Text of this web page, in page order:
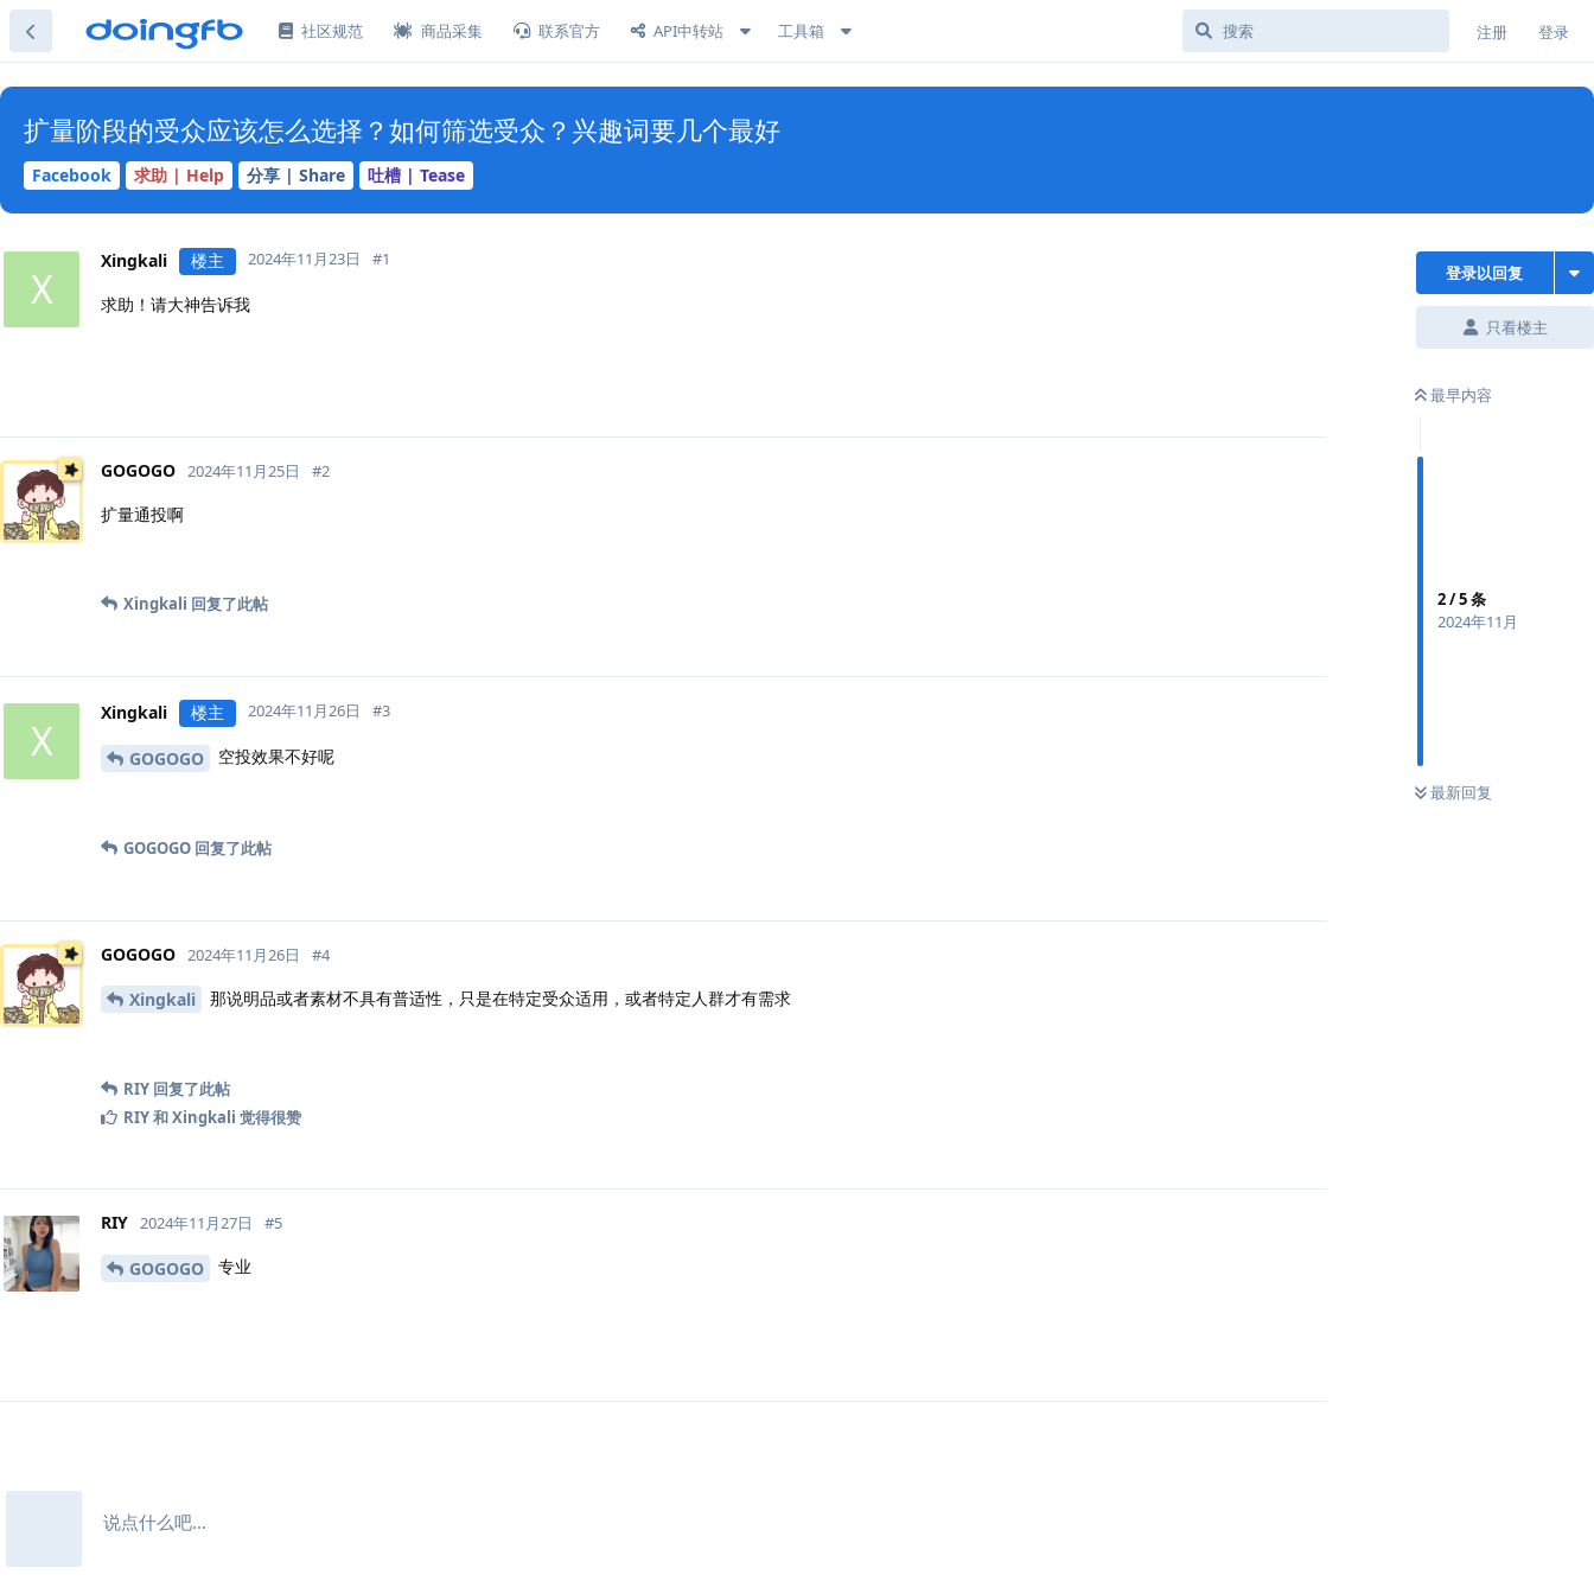
社区规范 商品采集 联系官方 API中转站 工具箱 注册 登录
Facebook 求助 | Help 分享 | Share 吐槽 | Tease
扩量阶段的受众应该怎么选择？如何筛选受众？兴趣词要几个最好
登录以回复
只看楼主
最早内容
2/5条
2024年11月
最新回复
X
Xingkali 楼主 2024年11月23日 #1
求助！请大神告诉我
GOGOGO 2024年11月25日 #2
扩量通投啊
Xingkali 回复了此帖
X
Xingkali 楼主 2024年11月26日 #3
GOGOGO 空投效果不好呢
GOGOGO 回复了此帖
GOGOGO 2024年11月26日 #4
Xingkali 那说明品或者素材不具有普适性，只是在特定受众适用，或者特定人群才有需求
RIY 回复了此帖
RIY和Xingkali 觉得很赞
RIY 2024年11月27日 #5
GOGOGO 专业
说点什么吧...